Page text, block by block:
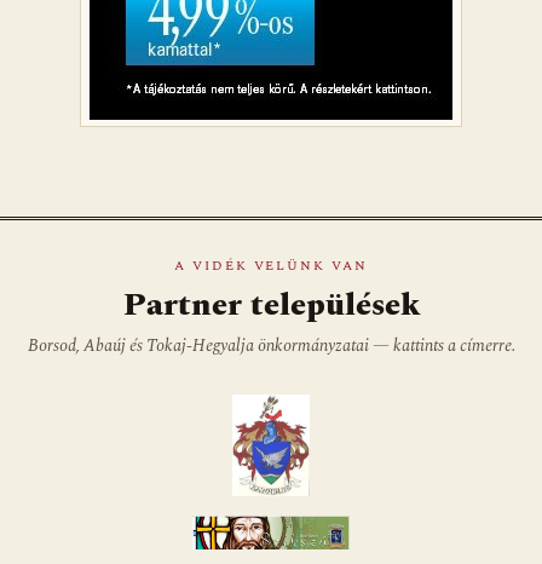
A VIDÉK VELÜNK VAN
Partner települések
Borsod, Abaúj és Tokaj-Hegyalja önkormányzatai — kattints a címerre.